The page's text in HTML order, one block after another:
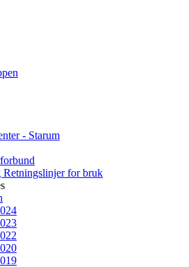
- Starum
Retningslinjer for bruk